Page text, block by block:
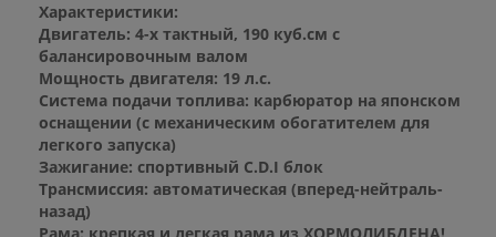
Характеристики:
Двигатель: 4-х тактный, 190 куб.см с
балансировочным валом
Мощность двигателя: 19 л.с.
Система подачи топлива: карбюратор на японском
оснащении (с механическим обогатителем для
легкого запуска)
Зажигание: спортивный C.D.I блок
Трансмиссия: автоматическая (вперед-нейтраль-
назад)